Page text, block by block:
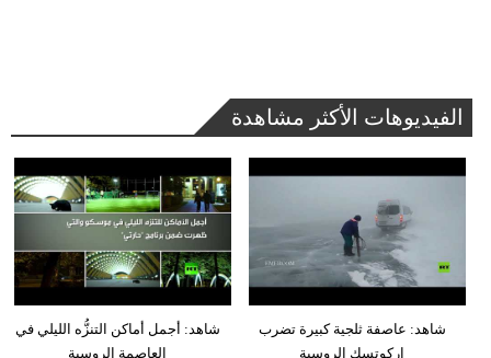
الفيديوهات الأكثر مشاهدة
شاهد: أجمل أماكن التنزُّه الليلي في
العاصمة الروسية
شاهد: عاصفة ثلجية كبيرة تضرب
إركوتسك الروسية